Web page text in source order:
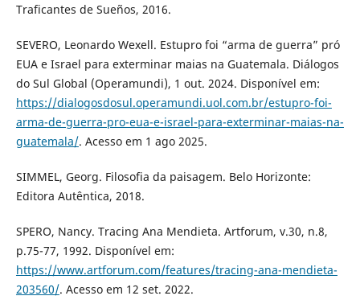
Traficantes de Sueños, 2016.
SEVERO, Leonardo Wexell. Estupro foi “arma de guerra” pró
EUA e Israel para exterminar maias na Guatemala. Diálogos
do Sul Global (Operamundi), 1 out. 2024. Disponível em:
https://dialogosdosul.operamundi.uol.com.br/estupro-foi-
arma-de-guerra-pro-eua-e-israel-para-exterminar-maias-na-
guatemala/. Acesso em 1 ago 2025.
SIMMEL, Georg. Filosofia da paisagem. Belo Horizonte:
Editora Autêntica, 2018.
SPERO, Nancy. Tracing Ana Mendieta. Artforum, v.30, n.8,
p.75-77, 1992. Disponível em:
https://www.artforum.com/features/tracing-ana-mendieta-
203560/. Acesso em 12 set. 2022.